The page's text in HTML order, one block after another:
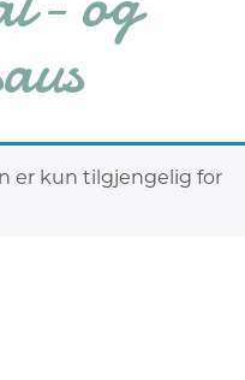
er kun tilgjengelig for